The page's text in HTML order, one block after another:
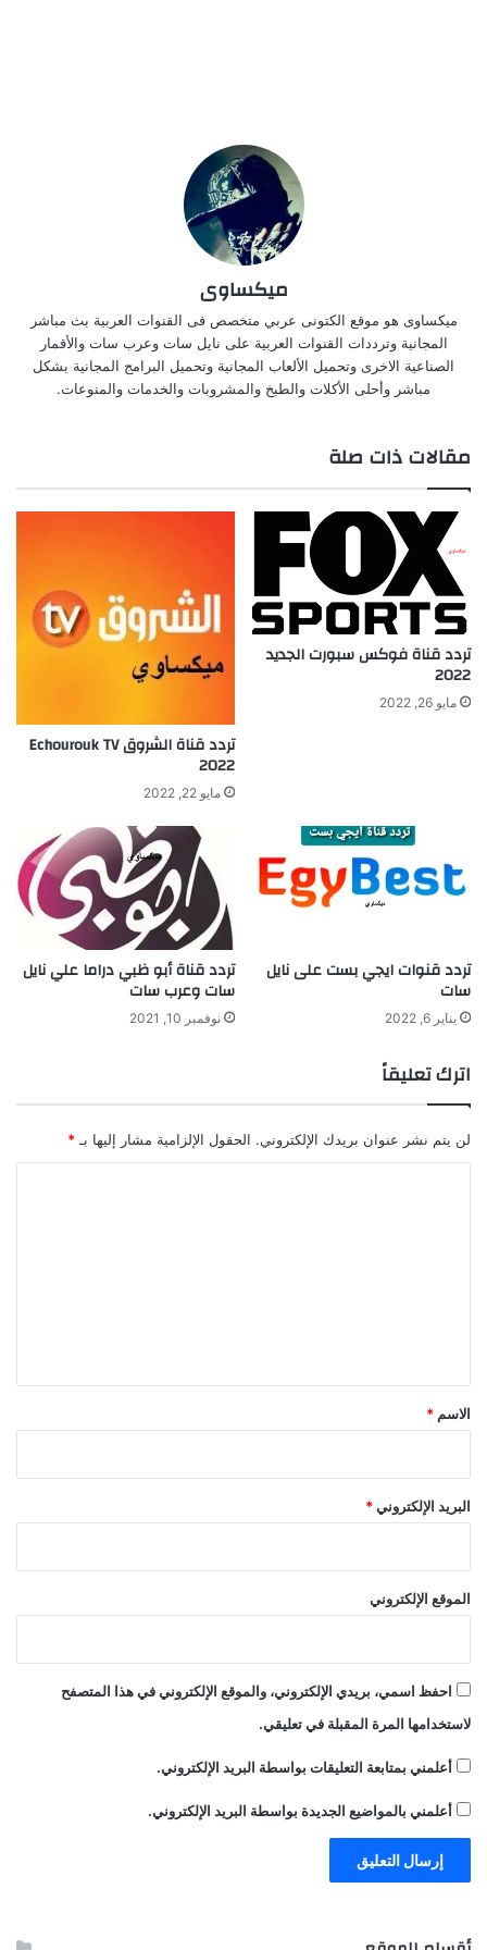
ميكساوى
ميكساوى هو موقع الكتونى عربي متخصص فى القنوات العربية بث مباشر
المجانية وترددات القنوات العربية على نايل سات وعرب سات والأقمار
الصناعية الاخرى وتحميل الألعاب المجانية وتحميل البرامج المجانية بشكل
مباشر وأحلى الأكلات والطبخ والمشروبات والخدمات والمنوعات.
مقالات ذات صلة
تردد قناة فوكس سبورت الجديد
2022
مايو 26, 2022
تردد قناة الشروق Echourouk TV
2022
مايو 22, 2022
تردد قنوات ايجي بست على نايل
سات
يناير 6, 2022
تردد قناة أبو ظبي دراما علي نايل
سات وعرب سات
نوفمبر 10, 2021
اترك تعليقاً
لن يتم نشر عنوان بريدك الإلكتروني. الحقول الإلزامية مشار إليها بـ *
*
الاسم *
البريد الإلكتروني *
الموقع الإلكتروني
احفظ اسمي، بريدي الإلكتروني، والموقع الإلكتروني في هذا المتصفح
لاستخدامها المرة المقبلة في تعليقي.
أعلمني بمتابعة التعليقات بواسطة البريد الإلكتروني.
أعلمني بالمواضيع الجديدة بواسطة البريد الإلكتروني.